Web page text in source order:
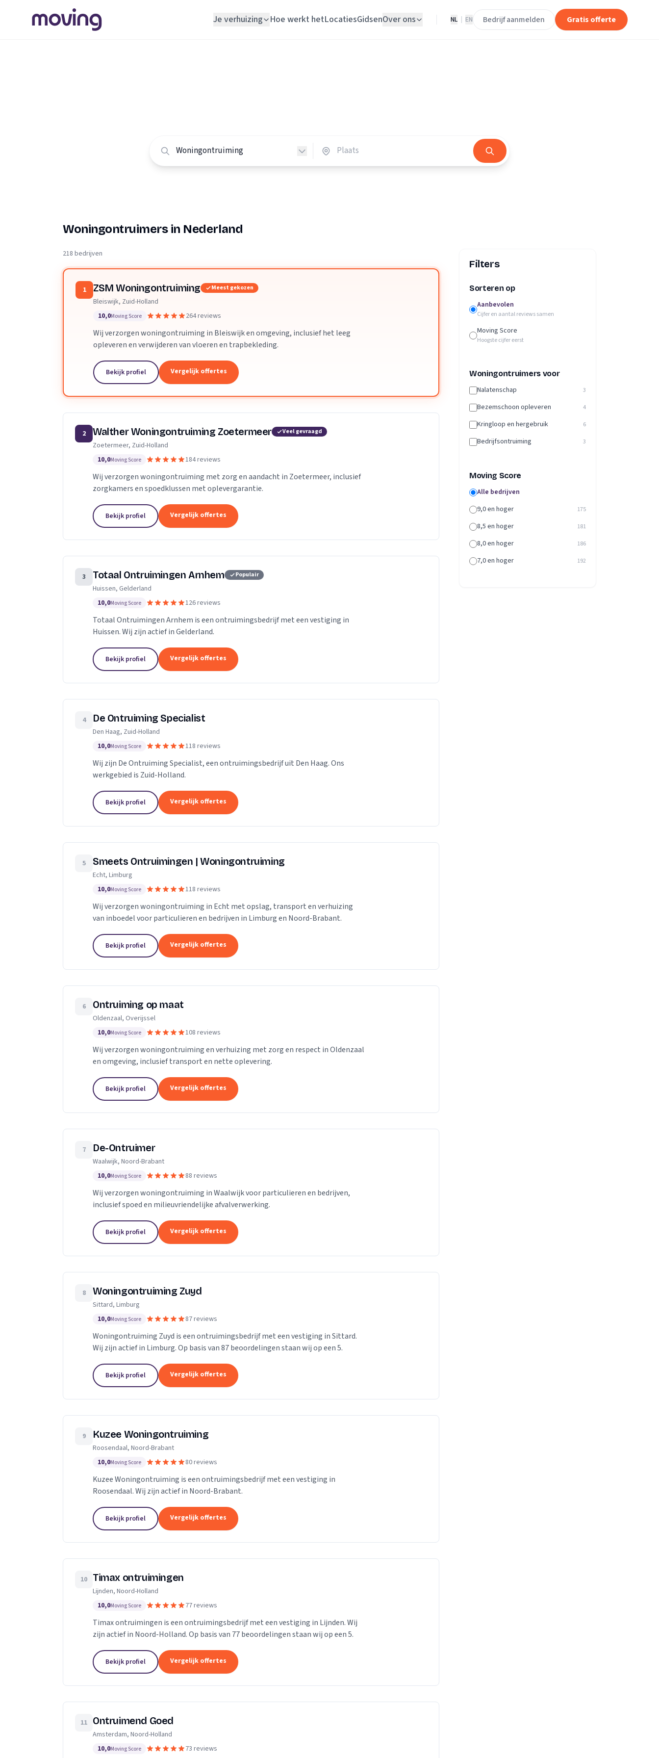
Je verhuizing
Loodgieter
Slotenmaker
Verhuisplanner
Hoe werkt hetLocatiesGidsenOver ons NL EN Bedrijf aanmelden Gratis offerte
Woningontruimers in Nederland
218 bedrijven
1 ZSM Woningontruiming Meest gekozen
Bleiswijk, Zuid-Holland
10,0Moving Score 264 reviews
Wij verzorgen woningontruiming in Bleiswijk en omgeving, inclusief het leeg
opleveren en verwijderen van vloeren en trapbekleding.
Bekijk profiel Vergelijk offertes
2 Walther Woningontruiming Zoetermeer Veel gevraagd
Zoetermeer, Zuid-Holland
10,0Moving Score 184 reviews
Wij verzorgen woningontruiming met zorg en aandacht in Zoetermeer, inclusief
zorgkamers en spoedklussen met oplevergarantie.
Bekijk profiel Vergelijk offertes
3 Totaal Ontruimingen Arnhem Populair
Huissen, Gelderland
10,0Moving Score 126 reviews
Totaal Ontruimingen Arnhem is een ontruimingsbedrijf met een vestiging in
Huissen. Wij zijn actief in Gelderland.
Bekijk profiel Vergelijk offertes
4 De Ontruiming Specialist
Den Haag, Zuid-Holland
10,0Moving Score 118 reviews
Wij zijn De Ontruiming Specialist, een ontruimingsbedrijf uit Den Haag. Ons
werkgebied is Zuid-Holland.
Bekijk profiel Vergelijk offertes
5 Smeets Ontruimingen | Woningontruiming
Echt, Limburg
10,0Moving Score 118 reviews
Wij verzorgen woningontruiming in Echt met opslag, transport en verhuizing
van inboedel voor particulieren en bedrijven in Limburg en Noord-Brabant.
Bekijk profiel Vergelijk offertes
6 Ontruiming op maat
Oldenzaal, Overijssel
10,0Moving Score 108 reviews
Wij verzorgen woningontruiming en verhuizing met zorg en respect in Oldenzaal
en omgeving, inclusief transport en nette oplevering.
Bekijk profiel Vergelijk offertes
7 De-Ontruimer
Waalwijk, Noord-Brabant
10,0Moving Score 88 reviews
Wij verzorgen woningontruiming in Waalwijk voor particulieren en bedrijven,
inclusief spoed en milieuvriendelijke afvalverwerking.
Bekijk profiel Vergelijk offertes
8 Woningontruiming Zuyd
Sittard, Limburg
10,0Moving Score 87 reviews
Woningontruiming Zuyd is een ontruimingsbedrijf met een vestiging in Sittard.
Wij zijn actief in Limburg. Op basis van 87 beoordelingen staan wij op een 5.
Bekijk profiel Vergelijk offertes
9 Kuzee Woningontruiming
Roosendaal, Noord-Brabant
10,0Moving Score 80 reviews
Kuzee Woningontruiming is een ontruimingsbedrijf met een vestiging in
Roosendaal. Wij zijn actief in Noord-Brabant.
Bekijk profiel Vergelijk offertes
10 Timax ontruimingen
Lijnden, Noord-Holland
10,0Moving Score 77 reviews
Timax ontruimingen is een ontruimingsbedrijf met een vestiging in Lijnden. Wij
zijn actief in Noord-Holland. Op basis van 77 beoordelingen staan wij op een 5.
Bekijk profiel Vergelijk offertes
11 Ontruimend Goed
Amsterdam, Noord-Holland
10,0Moving Score 73 reviews
Filters
Sorteren op
Aanbevolen
Cijfer en aantal reviews samen
Moving Score
Hoogste cijfer eerst
Woningontruimers voor
Nalatenschap 3
Bezemschoon opleveren 4
Kringloop en hergebruik 6
Bedrijfsontruiming 3
Moving Score
Alle bedrijven
9,0 en hoger
175
8,5 en hoger 181
8,0 en hoger 186
7,0 en hoger 192